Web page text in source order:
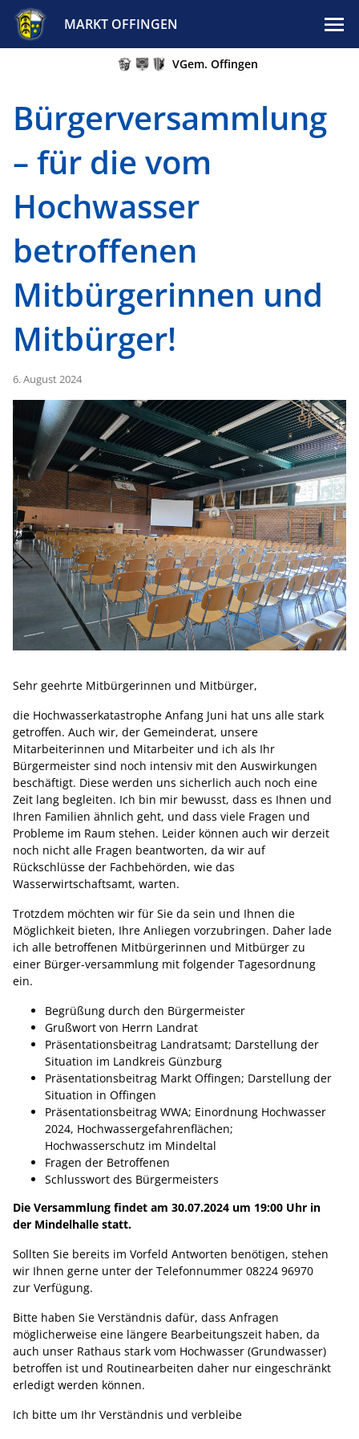
MARKT OFFINGEN
VGem. Offingen
Bürgerversammlung
– für die vom
Hochwasser
betroffenen
Mitbürgerinnen und
Mitbürger!
6. August 2024
Sehr geehrte Mitbürgerinnen und Mitbürger,
die Hochwasserkatastrophe Anfang Juni hat uns alle stark
getroffen. Auch wir, der Gemeinderat, unsere
Mitarbeiterinnen und Mitarbeiter und ich als Ihr
Bürgermeister sind noch intensiv mit den Auswirkungen
beschäftigt. Diese werden uns sicherlich auch noch eine
Zeit lang begleiten. Ich bin mir bewusst, dass es Ihnen und
Ihren Familien ähnlich geht, und dass viele Fragen und
Probleme im Raum stehen. Leider können auch wir derzeit
noch nicht alle Fragen beantworten, da wir auf
Rückschlüsse der Fachbehörden, wie das
Wasserwirtschaftsamt, warten.
Trotzdem möchten wir für Sie da sein und Ihnen die
Möglichkeit bieten, Ihre Anliegen vorzubringen. Daher lade
ich alle betroffenen Mitbürgerinnen und Mitbürger zu
einer Bürger-versammlung mit folgender Tagesordnung
ein.
Begrüßung durch den Bürgermeister
Grußwort von Herrn Landrat
Präsentationsbeitrag Landratsamt; Darstellung der
Situation im Landkreis Günzburg
Präsentationsbeitrag Markt Offingen; Darstellung der
Situation in Offingen
Präsentationsbeitrag WWA; Einordnung Hochwasser
2024, Hochwassergefahrenflächen;
Hochwasserschutz im Mindeltal
Fragen der Betroffenen
Schlusswort des Bürgermeisters
Die Versammlung findet am 30.07.2024 um 19:00 Uhr in
der Mindelhalle statt.
Sollten Sie bereits im Vorfeld Antworten benötigen, stehen
wir Ihnen gerne unter der Telefonnummer 08224 96970
zur Verfügung.
Bitte haben Sie Verständnis dafür, dass Anfragen
möglicherweise eine längere Bearbeitungszeit haben, da
auch unser Rathaus stark vom Hochwasser (Grundwasser)
betroffen ist und Routinearbeiten daher nur eingeschränkt
erledigt werden können.
Ich bitte um Ihr Verständnis und verbleibe